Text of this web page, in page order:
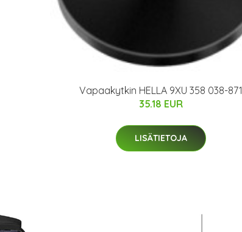
Vapaakytkin HELLA 9XU 358 038-871
35.18 EUR
LISÄTIETOJA